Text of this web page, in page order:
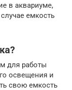
в аквариуме,
емкость
для работы
освещения и
свою емкость